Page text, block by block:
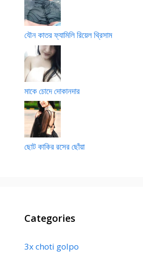
যৌন কাতর ফ্যামিলি রিয়েল থ্রিসাম
মাকে চোদে দোকানদার
ছোট কাকির রসের ছোঁয়া
Categories
3x choti golpo